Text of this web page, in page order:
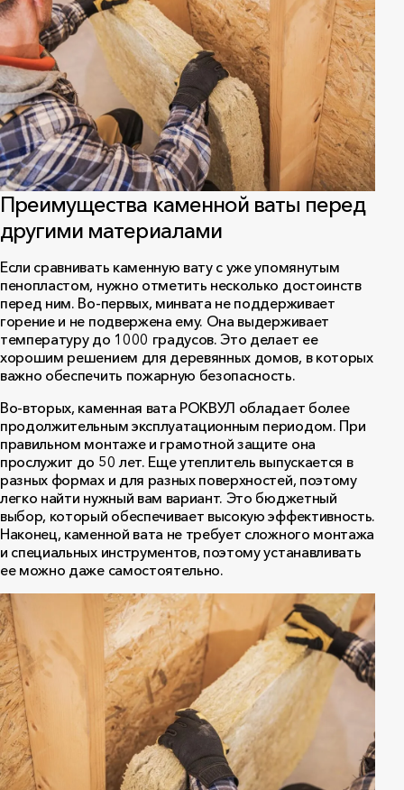
Преимущества каменной ваты перед
другими материалами
Если сравнивать каменную вату с уже упомянутым
пенопластом, нужно отметить несколько достоинств
перед ним. Во-первых, минвата не поддерживает
горение и не подвержена ему. Она выдерживает
температуру до 1000 градусов. Это делает ее
хорошим решением для деревянных домов, в которых
важно обеспечить пожарную безопасность.
Во-вторых, каменная вата РОКВУЛ обладает более
продолжительным эксплуатационным периодом. При
правильном монтаже и грамотной защите она
прослужит до 50 лет. Еще утеплитель выпускается в
разных формах и для разных поверхностей, поэтому
легко найти нужный вам вариант. Это бюджетный
выбор, который обеспечивает высокую эффективность.
Наконец, каменной вата не требует сложного монтажа
и специальных инструментов, поэтому устанавливать
ее можно даже самостоятельно.